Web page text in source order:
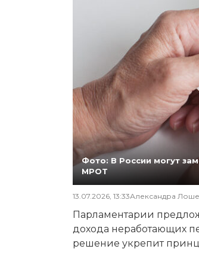
Фото: В России могут
МРОТ
13.07.2026, 13:33Александра
Парламентарии
дохода неработающих
решение укрепит